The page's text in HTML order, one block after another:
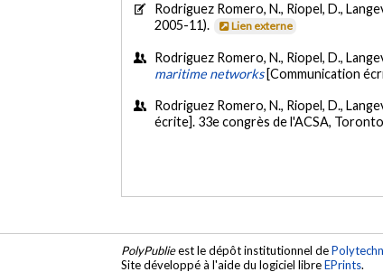
Rodriguez Romero, N., Riopel, D.,
2005-11).
Lien externe
Rodriguez Romero, N., Riopel, D.,
maritime networks [Communication
Rodriguez Romero, N., Riopel, D.,
écrite]. 33e congrès de l'ACSA,
PolyPublieest le dépôt institutionnel de
Site développé à l'aide du logiciel libreEPrints.